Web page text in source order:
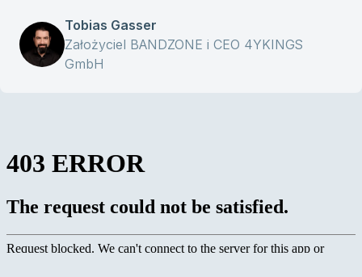
Tobias Gasser
Założyciel BANDZONE i CEO 4YKINGS
GmbH